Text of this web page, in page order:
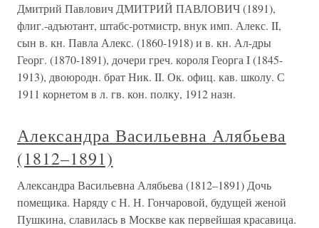
Дмитрий Павлович ДМИТРИЙ ПАВЛОВИЧ (1891),
флиг.-адъютант, штабс-ротмистр, внук имп. Алекс. II,
сын в. кн. Павла Алекс. (1860-1918) и в. кн. Ал-дры
Георг. (1870-1891), дочери греч. короля Георга I (1845-
1913), двоюродн. брат Ник. II. Ок. офиц. кав. школу. С
1911 корнетом в л. гв. кон. полку, 1912 назн.
Александра Васильевна Алябьева
(1812–1891)
Александра Васильевна Алябьева (1812–1891) Дочь
помещика. Наряду с Н. Н. Гончаровой, будущей женой
Пушкина, славилась в Москве как первейшая красавица.